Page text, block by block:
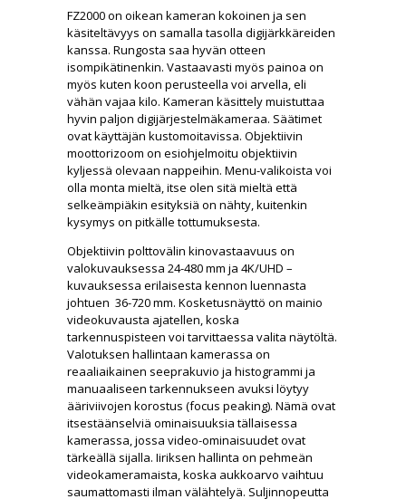
FZ2000 on oikean kameran kokoinen ja sen
käsiteltävyys on samalla tasolla digijärkkäreiden
kanssa. Rungosta saa hyvän otteen
isompikätinenkin. Vastaavasti myös painoa on
myös kuten koon perusteella voi arvella, eli
vähän vajaa kilo. Kameran käsittely muistuttaa
hyvin paljon digijärjestelmäkameraa. Säätimet
ovat käyttäjän kustomoitavissa. Objektiivin
moottorizoom on esiohjelmoitu objektiivin
kyljessä olevaan nappeihin. Menu-valikoista voi
olla monta mieltä, itse olen sitä mieltä että
selkeämpiäkin esityksiä on nähty, kuitenkin
kysymys on pitkälle tottumuksesta.
Objektiivin polttovälin kinovastaavuus on
valokuvauksessa 24-480 mm ja 4K/UHD –
kuvauksessa erilaisesta kennon luennasta
johtuen 36-720 mm. Kosketusnäyttö on mainio
videokuvausta ajatellen, koska
tarkennuspisteen voi tarvittaessa valita näytöltä.
Valotuksen hallintaan kamerassa on
reaaliaikainen seeprakuvio ja histogrammi ja
manuaaliseen tarkennukseen avuksi löytyy
ääriviivojen korostus (focus peaking). Nämä ovat
itsestäänselviä ominaisuuksia tällaisessa
kamerassa, jossa video-ominaisuudet ovat
tärkeällä sijalla. Iiriksen hallinta on pehmeän
videokameramaista, koska aukkoarvo vaihtuu
saumattomasti ilman välähtelyä. Suljinnopeutta